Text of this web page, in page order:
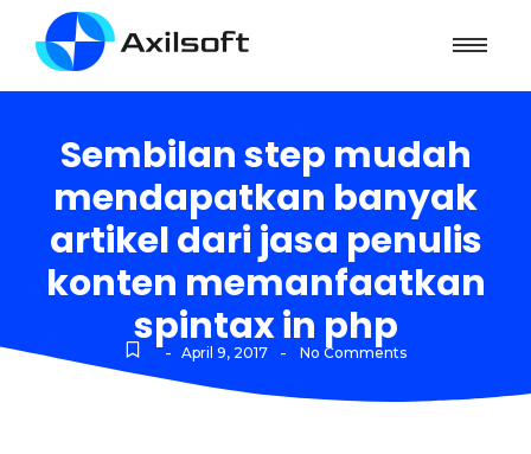
Sembilan step mudah
mendapatkan banyak
artikel dari jasa penulis
konten memanfaatkan
spintax in php
- April 9, 2017 - No Comments